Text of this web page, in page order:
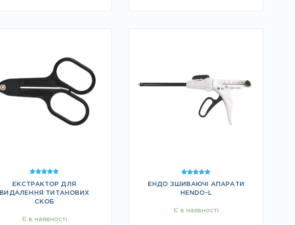
5.00
з 5
ЕКСТРАКТОР ДЛЯ
ВИДАЛЕННЯ ТИТАНОВИХ
СКОБ
Є в наявності
4.67
з 5
ЕНДО ЗШИВАЮЧІ АПАРАТИ
HENDO-L
Є в наявності